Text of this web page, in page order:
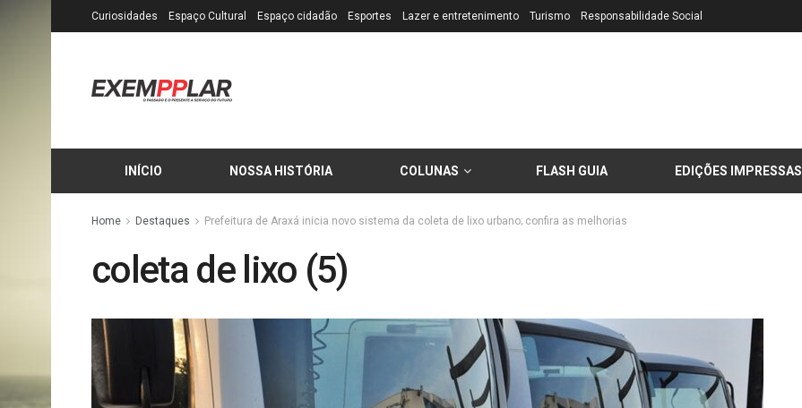
Curiosidades Espaço Cultural Espaço cidadão Esportes Lazer e entretenimento Turismo Responsabilidade Social
INÍCIO NOSSA HISTÓRIA COLUNAS FLASH GUIA EDIÇÕES IMPRESSAS
Home Destaques Prefeitura de Araxá inicia novo sistema da coleta de lixo urbano; confira as melhorias
coleta de lixo (5)